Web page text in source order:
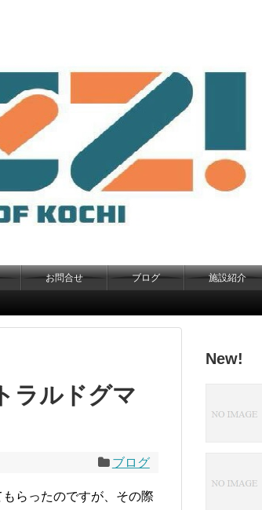
お問合せ ブログ 施設紹介
ラルドグマ
ブログ
らったのですが、その際
New!